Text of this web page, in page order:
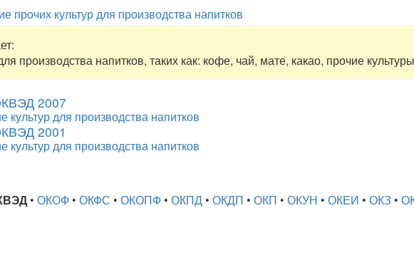
прочих культур для производства напитков
производства напитков, таких как: кофе, чай, мате, какао, прочие
2007
для производства напитков
2001
для производства напитков
• ОКОФ • ОКФС • ОКОПФ • ОКПД • ОКДП • ОКП • ОКУН • ОКЕИ • ОКЗ •